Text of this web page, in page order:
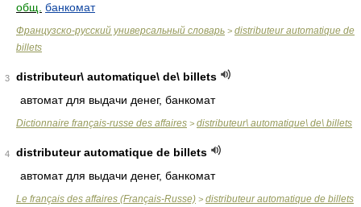
общ. банкомат
Французско-русский универсальный словарь > distributeur automatique de
billets
3
distributeur\ automatique\ de\ billets
автомат для выдачи денег, банкомат
Dictionnaire français-russe des affaires > distributeur\ automatique\ de\ billets
4
distributeur automatique de billets
автомат для выдачи денег, банкомат
Le français des affaires (Français-Russe) > distributeur automatique de billets